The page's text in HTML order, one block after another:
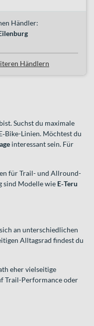
Händler:
Händlern
Suchst du maximale
Linien. Möchtest du
interessant sein. Für
für Trail- und Allround-
sind Modelle wie E‑Teru
an unterschiedlichen
Alltagsrad findest du
eher vielseitige
Trail-Performance oder